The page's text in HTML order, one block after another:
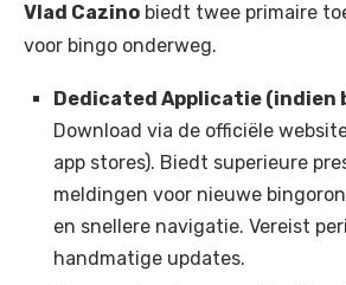
Vlad Cazino biedt twee primaire
voor bingo onderweg.
Dedicated Applicatie (indien
Download via de officiële
app stores). Biedt superieure
meldingen voor nieuwe
en snellere navigatie. Vereist
handmatige updates.